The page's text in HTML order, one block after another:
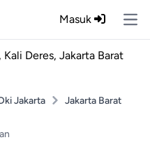
Masuk
Kali Deres, Jakarta Barat
Jakarta
Jakarta Barat